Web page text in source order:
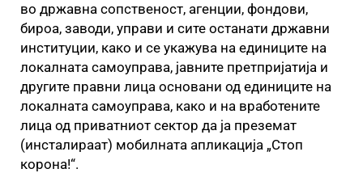
во државна сопственост, агенции, фондови,
бироа, заводи, управи и сите останати државни
институции, како и се укажува на единиците на
локалната самоуправа, јавните претпријатија и
другите правни лица основани од единиците на
локалната самоуправа, како и на вработените
лица од приватниот сектор да ја преземат
(инсталираат) мобилната апликација „Стоп
корона!“.